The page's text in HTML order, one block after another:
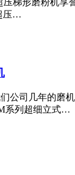
压…
公司几年的磨
系列超细立式…